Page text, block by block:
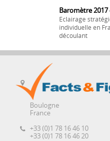
Baromètre
Eclairage
individuelle en
découlant
Boulogne
France
+33 (0)1 78 16 46 10
+33 (0)1 78 16 46 20